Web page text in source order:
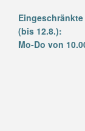
(bis 12.8.):
Mo-Do von